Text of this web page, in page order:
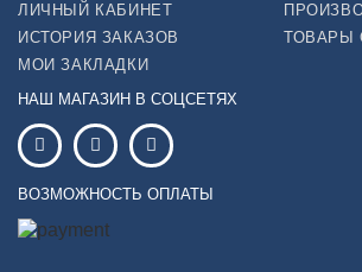
ЛИЧНЫЙ КАБИНЕТ
ИСТОРИЯ ЗАКАЗОВ
МОИ ЗАКЛАДКИ
ТОВАРЫ
НАШ МАГАЗИН В СОЦСЕТЯХ
ВОЗМОЖНОСТЬ ОПЛАТЫ